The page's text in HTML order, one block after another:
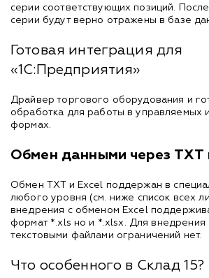
серии соответствующих позиций. После
серии будут верно отражены в базе
Готовая интеграция для
«1С:Предприятия»
Драйвер торгового оборудования и
обработка для работы в управляемых
формах.
Обмен данными через TXT
Обмен TXT и Excel поддержан в
любого уровня (см. ниже список всех
внедрения с обменом Excel
формат *.xls но и *.xlsx. Для внедрения
текстовыми файлами ограничений нет.
Что особенного в Склад 15?